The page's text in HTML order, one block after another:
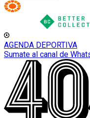
AGENDA DEPORTIVA
Sumate al canal de